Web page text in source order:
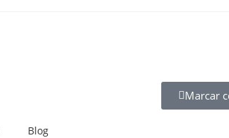
Blog
Marcar